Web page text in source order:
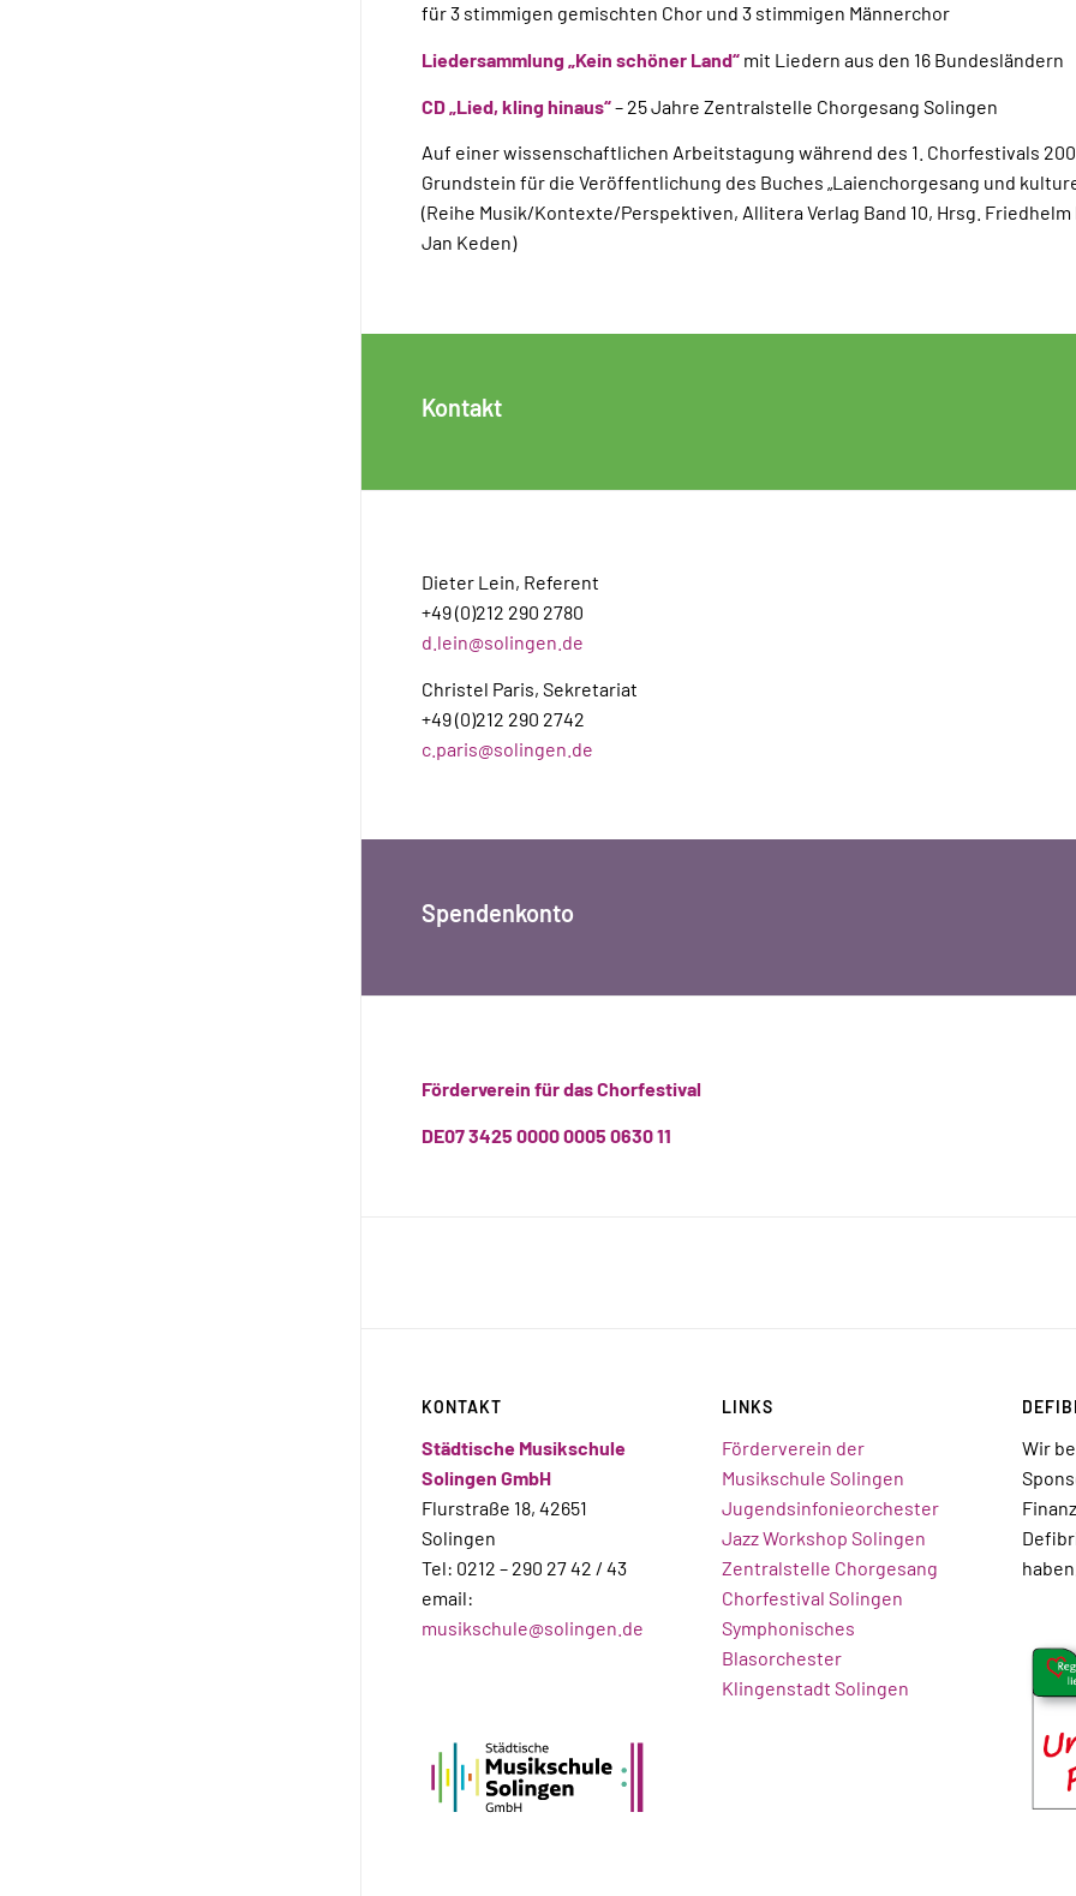
für 3 stimmigen gemischten Chor und 3 stimmigen Männerchor
Liedersammlung „Kein schöner Land“ mit Liedern aus den 16 Bundesländern
CD „Lied, kling hinaus“– 25 Jahre Zentralstelle Chorgesang Solingen
Auf einer wissenschaftlichen Arbeitstagung während des 1. Chorfestivals
Grundstein für die Veröffentlichung des Buches „Laienchorgesang und
(Reihe Musik/Kontexte/Perspektiven, Allitera Verlag Band 10, Hrsg.
Jan Keden)
Kontakt
Dieter Lein, Referent
+49 (0)212 290 2780
d.lein@solingen.de
Christel Paris, Sekretariat
+49 (0)212 290 2742
c.paris@solingen.de
Spendenkonto
Förderverein für das Chorfestival
DE07 3425 0000 0005 0630 11
KONTAKT
Städtische Musikschule
Solingen GmbH
Flurstraße 18, 42651
Solingen
Tel: 0212 – 290 27 42 / 43
email:
musikschule@solingen.de
LINKS
Förderverein der
Musikschule Solingen
Jugendsinfonieorchester
Jazz Workshop Solingen
Zentralstelle Chorgesang
Chorfestival Solingen
Symphonisches
Blasorchester
Klingenstadt Solingen
Wir
haben.